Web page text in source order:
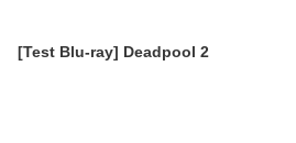
[Test Blu-ray] Deadpool 2